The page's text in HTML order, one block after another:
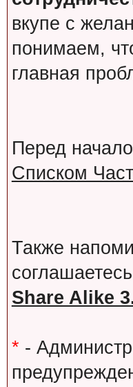
вкупе с
понимаем,
главная
Перед
Списком
Также
Share Alike
* -